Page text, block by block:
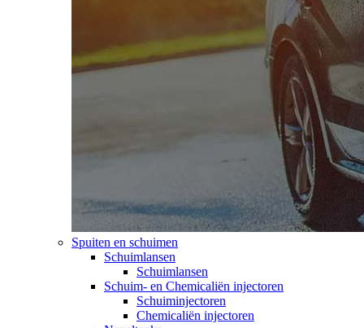
Spuiten en schuimen
Schuimlansen
Schuimlansen
Schuim- en Chemicaliën injectoren
Schuiminjectoren
Chemicaliën injectoren